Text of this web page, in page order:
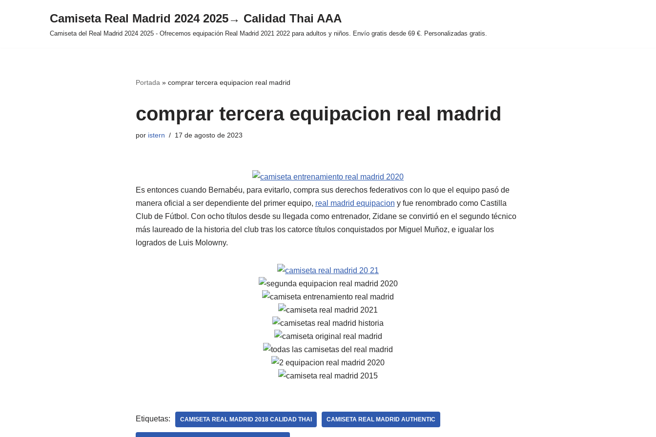
Camiseta Real Madrid 2024 2025→ Calidad Thai AAA
Camiseta del Real Madrid 2024 2025 - Ofrecemos equipación Real Madrid 2021 2022 para adultos y niños. Envío gratis desde 69 €. Personalizadas gratis.
Portada » comprar tercera equipacion real madrid
comprar tercera equipacion real madrid
por istern 17 de agosto de 2023
Es entonces cuando Bernabéu, para evitarlo, compra sus derechos federativos con lo que el equipo pasó de
manera oficial a ser dependiente del primer equipo, real madrid equipacion y fue renombrado como Castilla
Club de Fútbol. Con ocho títulos desde su llegada como entrenador, Zidane se convirtió en el segundo técnico
más laureado de la historia del club tras los catorce títulos conquistados por Miguel Muñoz, e igualar los
logrados de Luis Molowny.
Etiquetas: CAMISETA REAL MADRID 2018 CALIDAD THAI CAMISETA REAL MADRID AUTHENTIC